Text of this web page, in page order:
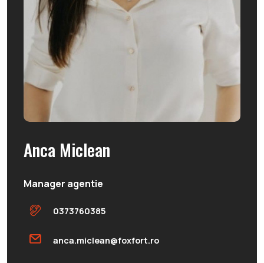
Anca Miclean
Manager agentie
0373760385
anca.miclean@foxfort.ro